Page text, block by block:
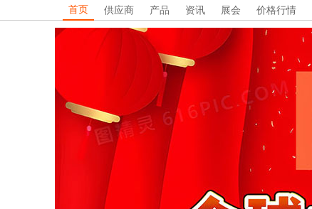
首页 供应商 产品 资讯 展会 价格行情